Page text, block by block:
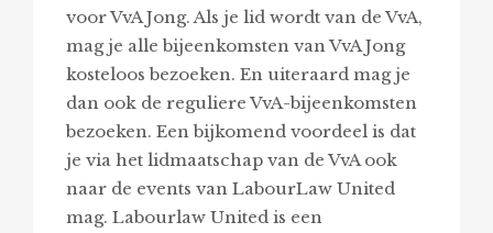
voor VvA Jong. Als je lid wordt van de VvA,
mag je alle bijeenkomsten van VvA Jong
kosteloos bezoeken. En uiteraard mag je
dan ook de reguliere VvA-bijeenkomsten
bezoeken. Een bijkomend voordeel is dat
je via het lidmaatschap van de VvA ook
naar de events van LabourLaw United
mag. Labourlaw United is een